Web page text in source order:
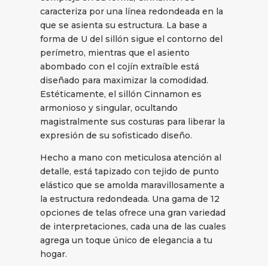
caracteriza por una línea redondeada en la
que se asienta su estructura. La base a
forma de U del sillón sigue el contorno del
perímetro, mientras que el asiento
abombado con el cojín extraíble está
diseñado para maximizar la comodidad.
Estéticamente, el sillón Cinnamon es
armonioso y singular, ocultando
magistralmente sus costuras para liberar la
expresión de su sofisticado diseño.
Hecho a mano con meticulosa atención al
detalle, está tapizado con tejido de punto
elástico que se amolda maravillosamente a
la estructura redondeada. Una gama de 12
opciones de telas ofrece una gran variedad
de interpretaciones, cada una de las cuales
agrega un toque único de elegancia a tu
hogar.